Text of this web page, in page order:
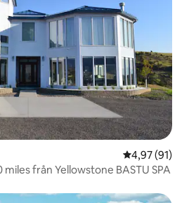
4,97 av 5 i
4,97 (91)
från Yellowstone BASTU SPA